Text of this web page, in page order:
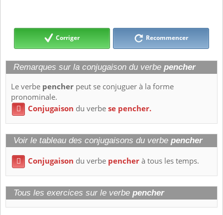
Corriger Recommencer
Remarques sur la conjugaison du verbe pencher
Le verbe pencher peut se conjuguer à la forme
pronominale.
 Conjugaison du verbese pencher.
Voir le tableau des conjugaisons du verbe pencher
 Conjugaison du verbe pencherà tous les temps.
Tous les exercices sur le verbe pencher